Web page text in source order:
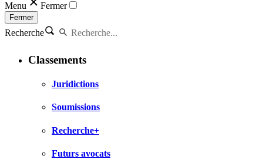
Menu Fermer
Fermer
Recherche
Classements
Juridictions
Soumissions
Recherche+
Futurs avocats